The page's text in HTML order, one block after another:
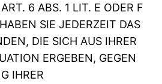
6 ABS. 1 LIT. E ODER F
SIE JEDERZEIT DAS
DIE SICH AUS IHRER
ERGEBEN, GEGEN
IHRER